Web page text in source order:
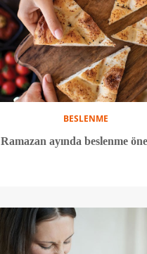
BESLENME
Ramazan ayında beslenme